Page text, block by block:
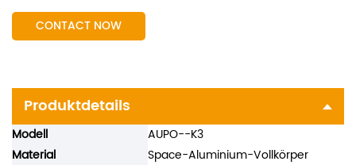
CONTACT NOW
Produktdetails
Modell
AUPO--K3
Material
Space-Aluminium-Vollkörper